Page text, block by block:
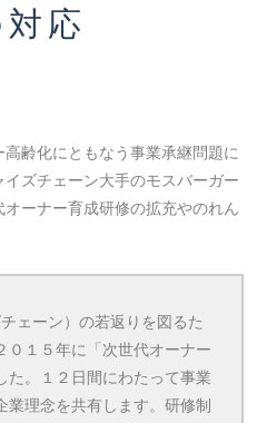
応
齢化にともなう事業承継問題に
ズチェーン大手のモスバーガー
ーナー育成研修の拡充やのれん
ェーン）の若返りを図るた
０１５年に「次世代オーナー
た。１２日間にわたって事業
理念を共有します。研修制